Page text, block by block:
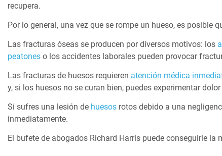
recupera.
Por lo general, una vez que se rompe un hueso, es posible
Las fracturas óseas se producen por diversos motivos: los
peatones o los accidentes laborales pueden provocar
Las fracturas de huesos requieren atención médica
y, si los huesos no se curan bien, puedes experimentar
Si sufres una lesión de huesos rotos debido a una
inmediatamente.
El bufete de abogados Richard Harris puede conseguirle